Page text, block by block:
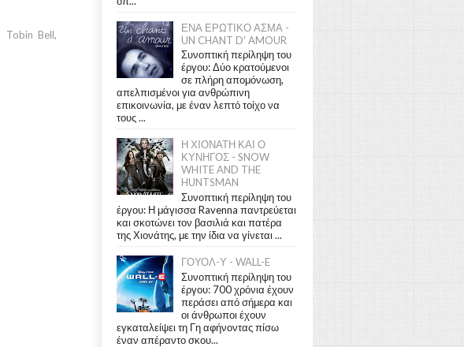
Tobin Bell,
ΕΝΑ ΕΡΩΤΙΚΟ ΑΣΜΑ -
UN CHANT D' AMOUR
Συνοπτική περίληψη του
έργου: Δύο κρατούμενοι
σε πλήρη απομόνωση,
απελπισμένοι για ανθρώπινη
επικοινωνία, με έναν λεπτό τοίχο να
τους ...
Η ΧΙΟΝΑΤΗ ΚΑΙ Ο
ΚΥΝΗΓΟΣ - SNOW
WHITE AND THE
HUNTSMAN
Συνοπτική περίληψη του
έργου: Η μάγισσα Ravenna παντρεύεται
και σκοτώνει τον βασιλιά και πατέρα
της Χιονάτης, με την ίδια να γίνεται ...
ΓΟΥΟΛ-Υ - WALL-E
Συνοπτική περίληψη του
έργου: 700 χρόνια έχουν
περάσει από σήμερα και
οι άνθρωποι έχουν
εγκαταλείψει τη Γη αφήνοντας πίσω
έναν απέραντο σκου...